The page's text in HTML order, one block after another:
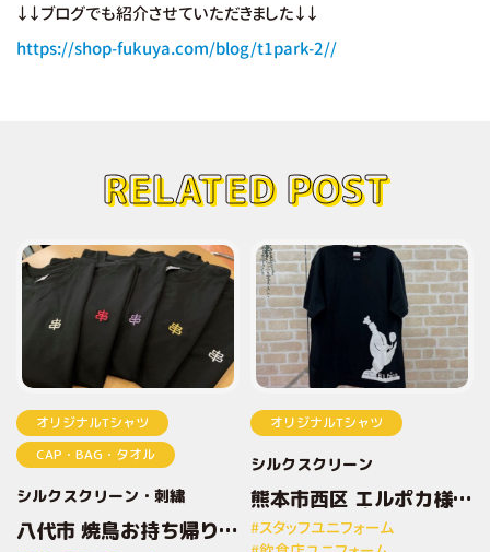
↓↓ブログでも紹介させていただきました↓↓
https://shop-fukuya.com/blog/t1park-2//
RELATED POST
オリジナルTシャツ
CAP・BAG・タオル
シルクスクリーン 刺繍
八代市 焼鳥お持ち帰り専
オリジナルTシャツ
シルクスクリーン
熊本市西区 エルポカ様
オリジナルプリントTシ
ャツ
#スタッフユニフォーム